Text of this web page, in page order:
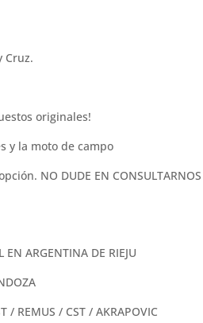
Cruz.
originales!
y la moto de campo
NO DUDE EN CONSULTARNOS
EN ARGENTINA DE RIEJU
/ REMUS / CST / AKRAPOVIC